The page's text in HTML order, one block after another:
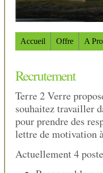
Accueil Offre A
Recrutement
Terre 2 Verre
souhaitez travailler
pour prendre des
lettre de motivation
Actuellement 4